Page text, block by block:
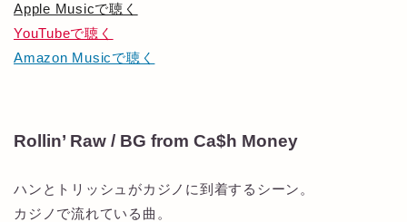
Apple Musicで聴く
YouTubeで聴く
Amazon Musicで聴く
Rollin’ Raw / BG from Ca$h Money
ハンとトリッシュがカジノに到着するシーン。
カジノで流れている曲。